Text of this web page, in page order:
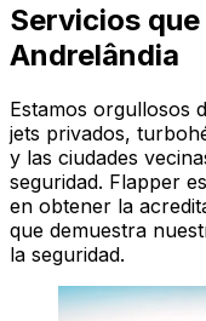
Servicios
Andrelândia
Estamos orgullosos
jets privados,
y las ciudades
seguridad. Flapper
en obtener la
que demuestra
la seguridad.